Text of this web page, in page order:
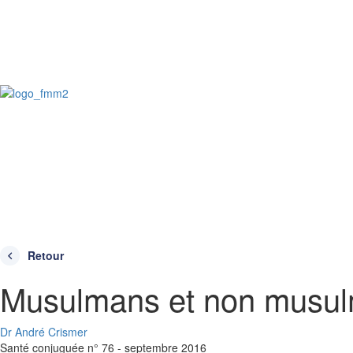
Retour
Musulmans et non
Dr André Crismer
Santé conjuguée n° 76 - septembre 2016